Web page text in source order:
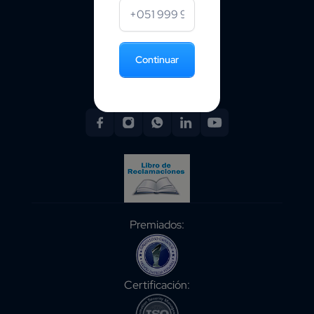
Trabaja con nosotros
Documentación Kashio
Contáctanos
Premiados:
Certificación:
Continuar